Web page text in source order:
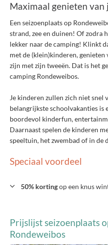
Maximaal genieten van
Een seizoenplaats op
strand, zee en duinen! Of zodra
lekker naar de camping! Klinkt
met de (klein)kinderen,
zijn met zijn tweeën. Dat is het
camping Rondeweibos.
Je kinderen zullen zich niet snel
belangrijkste schoolvakanties is
boordevol kinderfun,
Daarnaast spelen de kinderen
speeltuin, het zwembad of in de
Speciaal voordeel
50% kortingop een knus
Prijslijst seizoenplaats
Rondeweibos